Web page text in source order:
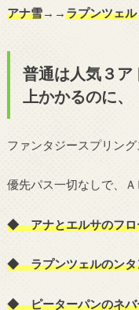
アナ雪→→ラプンツェル
普通は人気３ア
上かかるのに、
ファンタジースプリン
優先パス一切なしで、
◆ アナとエルサのフロ
◆ ラプンツェルのンタ
◆ ピーターパンのネバ